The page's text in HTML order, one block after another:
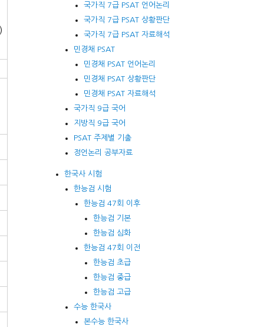
국가직 7급 PSAT 언어논리
국가직 7급 PSAT 상황판단
국가직 7급 PSAT 자료해석
민경채 PSAT
민경채 PSAT 언어논리
민경채 PSAT 상황판단
민경채 PSAT 자료해석
국가직 9급 국어
지방직 9급 국어
PSAT 주제별 기출
정언논리 공부자료
한국사 시험
한능검 시험
한능검 47회 이후
한능검 기본
한능검 심화
한능검 47회 이전
한능검 초급
한능검 중급
한능검 고급
수능 한국사
본수능 한국사